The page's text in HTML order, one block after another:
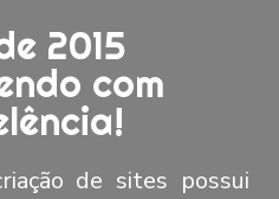
2015
com
de sites possui